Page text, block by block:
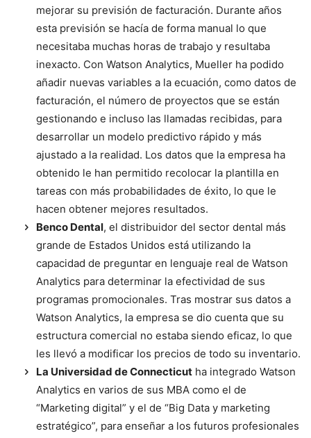
mejorar su previsión de facturación. Durante años
esta previsión se hacía de forma manual lo que
necesitaba muchas horas de trabajo y resultaba
inexacto. Con Watson Analytics, Mueller ha podido
añadir nuevas variables a la ecuación, como datos de
facturación, el número de proyectos que se están
gestionando e incluso las llamadas recibidas, para
desarrollar un modelo predictivo rápido y más
ajustado a la realidad. Los datos que la empresa ha
obtenido le han permitido recolocar la plantilla en
tareas con más probabilidades de éxito, lo que le
hacen obtener mejores resultados.
Benco Dental, el distribuidor del sector dental más
grande de Estados Unidos está utilizando la
capacidad de preguntar en lenguaje real de Watson
Analytics para determinar la efectividad de sus
programas promocionales. Tras mostrar sus datos a
Watson Analytics, la empresa se dio cuenta que su
estructura comercial no estaba siendo eficaz, lo que
les llevó a modificar los precios de todo su inventario.
La Universidad de Connecticut ha integrado Watson
Analytics en varios de sus MBA como el de
“Marketing digital” y el de “Big Data y marketing
estratégico”, para enseñar a los futuros profesionales